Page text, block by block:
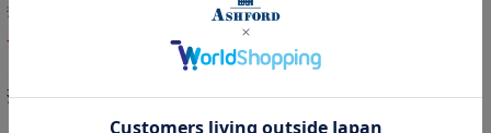
投稿日：2023年02月04日
これがないと、私の手帳は始まりません。
落ち着いたダークブルーにホワイトの文字が引き立ってい